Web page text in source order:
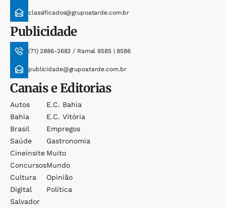
classificados@grupoatarde.com.br
Publicidade
(71) 2886-2683 / Ramal 8585 | 8586
publicidade@grupoatarde.com.br
Canais e Editorias
Autos
Bahia
Brasil
Saúde
Cineinsite
Concursos
Cultura
Digital
Salvador
E.c. Bahia
E.c. Vitória
Empregos
Gastronomia
Muito
Mundo
Opinião
Política